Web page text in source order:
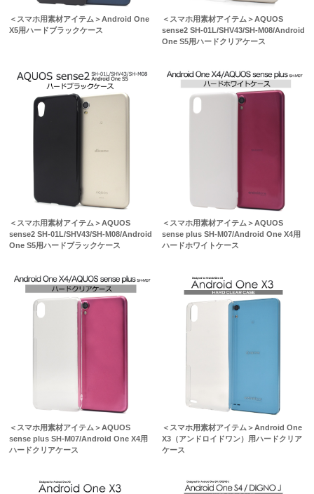
＜スマホ用素材アイテム＞Android One
X5用ハードブラックケース
＜スマホ用素材アイテム＞AQUOS
sense2 SH-01L/SHV43/SH-M08/Android
One S5用ハードクリアケース
＜スマホ用素材アイテム＞AQUOS
sense2 SH-01L/SHV43/SH-M08/Android
One S5用ハードブラックケース
＜スマホ用素材アイテム＞AQUOS
sense plus SH-M07/Android One X4用
ハードホワイトケース
＜スマホ用素材アイテム＞AQUOS
sense plus SH-M07/Android One X4用
ハードクリアケース
＜スマホ用素材アイテム＞Android One
X3（アンドロイドワン）用ハードクリア
ケース